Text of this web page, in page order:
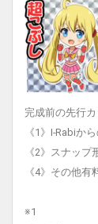
完成前の先行
《1》I-Rabiか
《2》スナッ
《4》その他
※1